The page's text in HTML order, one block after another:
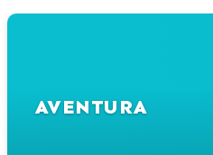
AVENTURA